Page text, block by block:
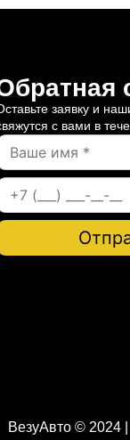
заявку и
с вами в
ВезуАвто © 2024